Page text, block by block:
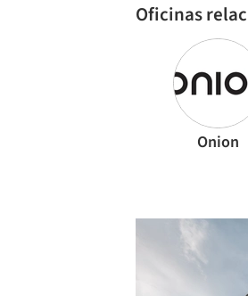
Oficinas
Onion